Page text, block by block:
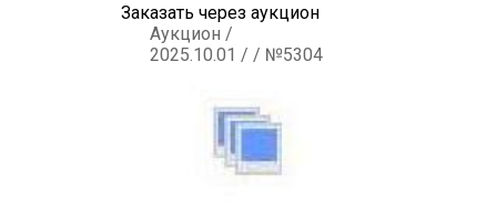
Заказать через аукцион
Аукцион /
2025.10.01 / / №5304